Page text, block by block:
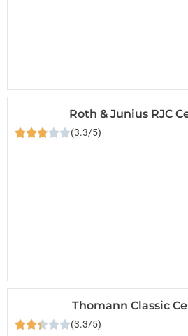
Roth & Junius RJC
(3.3/5)
Thomann Classic
(3.3/5)